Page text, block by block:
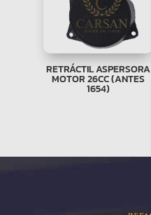
RETRÁCTIL ASPERSORA
MOTOR 26CC (ANTES
1654)